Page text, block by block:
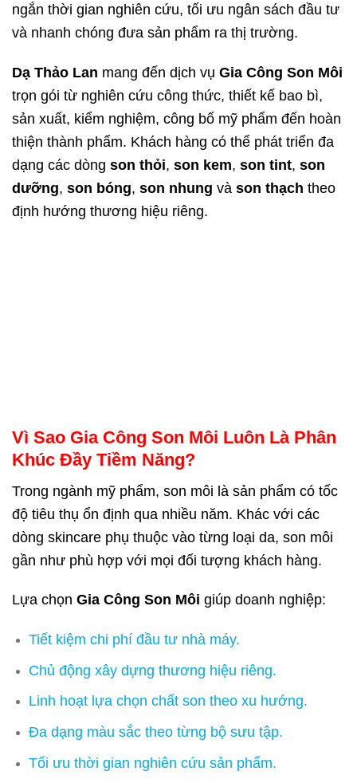
ngắn thời gian nghiên cứu, tối ưu ngân sách đầu tư
và nhanh chóng đưa sản phẩm ra thị trường.
Dạ Thảo Lan mang đến dịch vụ Gia Công Son Môi
trọn gói từ nghiên cứu công thức, thiết kế bao bì,
sản xuất, kiểm nghiệm, công bố mỹ phẩm đến hoàn
thiện thành phẩm. Khách hàng có thể phát triển đa
dạng các dòng son thỏi, son kem, son tint, son
dưỡng, son bóng, son nhung và son thạch theo
định hướng thương hiệu riêng.
Vì Sao Gia Công Son Môi Luôn Là Phân
Khúc Đầy Tiềm Năng?
Trong ngành mỹ phẩm, son môi là sản phẩm có tốc
độ tiêu thụ ổn định qua nhiều năm. Khác với các
dòng skincare phụ thuộc vào từng loại da, son môi
gần như phù hợp với mọi đối tượng khách hàng.
Lựa chọn Gia Công Son Môi giúp doanh nghiệp:
Tiết kiệm chi phí đầu tư nhà máy.
Chủ động xây dựng thương hiệu riêng.
Linh hoạt lựa chọn chất son theo xu hướng.
Đa dạng màu sắc theo từng bộ sưu tập.
Tối ưu thời gian nghiên cứu sản phẩm.